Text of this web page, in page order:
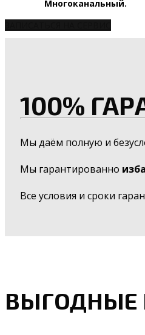
Многоканальный.
100%
Мы даём полную и
Мы гарантированно
Все условия и сроки
ВЫГОДНЫЕ